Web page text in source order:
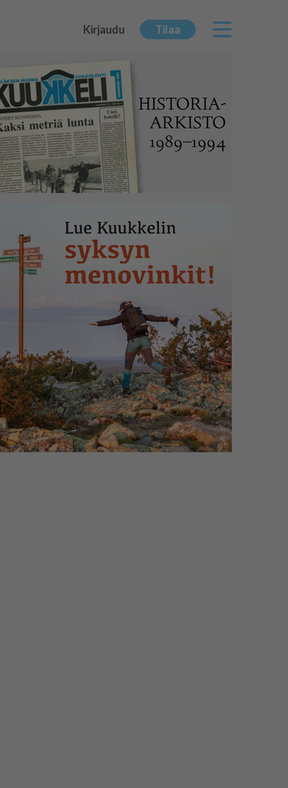
Kirjaudu Tilaa